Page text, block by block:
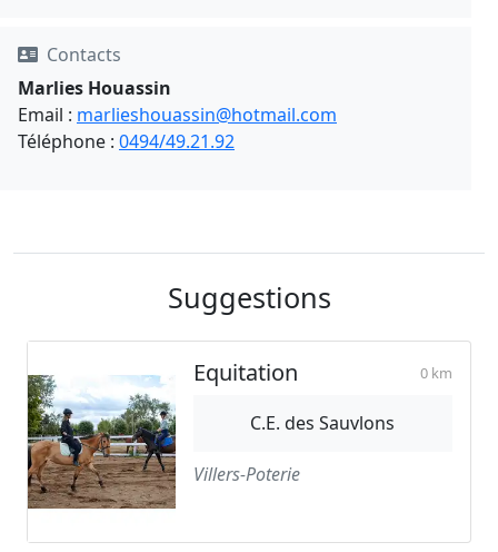
Contacts
Marlies Houassin
Email : marlieshouassin@hotmail.com
Téléphone : 0494/49.21.92
Suggestions
Equitation 0 km
C.E. des Sauvlons
Villers-Poterie